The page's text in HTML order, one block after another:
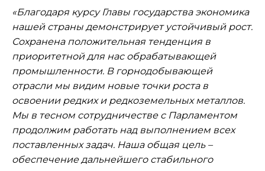
«Благодаря курсу Главы государства экономика
нашей страны демонстрирует устойчивый рост.
Сохранена положительная тенденция в
приоритетной для нас обрабатывающей
промышленности. В горнодобывающей
отрасли мы видим новые точки роста в
освоении редких и редкоземельных металлов.
Мы в тесном сотрудничестве с Парламентом
продолжим работать над выполнением всех
поставленных задач. Наша общая цель –
обеспечение дальнейшего стабильного